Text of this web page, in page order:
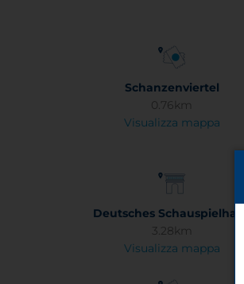
Schanzenviertel
0.76km
Visualizza mappa
Deutsches Schauspielhaus
3.28km
Visualizza mappa